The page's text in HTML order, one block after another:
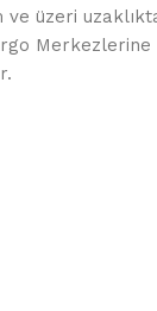
üzeri
Merkezlerine